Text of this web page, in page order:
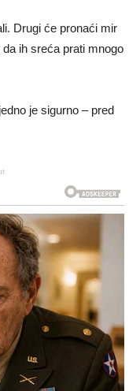
Drugi će pronaći mir
ih sreća prati mnogo
je sigurno – pred